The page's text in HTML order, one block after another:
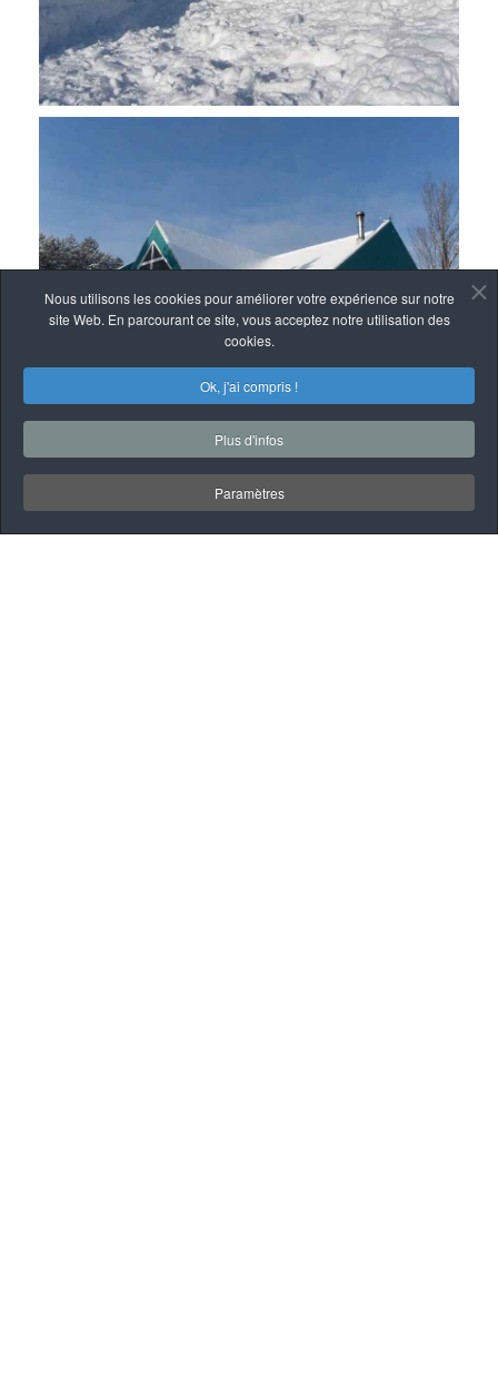
Nous utilisons les cookies pour améliorer votre expérience sur notre
site Web. En parcourant ce site, vous acceptez notre utilisation des
cookies.
Ok, j'ai compris !
Plus d'infos
Paramètres